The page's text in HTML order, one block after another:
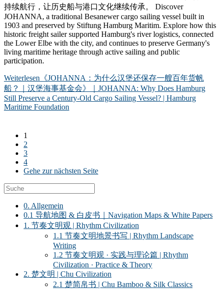
持续航行，让历史船与港口文化继续传承。 Discover
JOHANNA, a traditional Besanewer cargo sailing vessel built in
1903 and preserved by Stiftung Hamburg Maritim. Explore how this
historic freight sailer supported Hamburg's river logistics, connected
the Lower Elbe with the city, and continues to preserve Germany's
living maritime heritage through active sailing and public
participation.
Weiterlesen 《JOHANNA：为什么汉堡还保存一艘百年货帆
船？｜汉堡海事基金会》｜JOHANNA: Why Does Hamburg
Still Preserve a Century-Old Cargo Sailing Vessel? | Hamburg
Maritime Foundation
1
2
3
4
Gehe zur nächsten Seite
0. Allgemein
0.1 导航地图 & 白皮书｜Navigation Maps & White Papers
1. 节奏文明观 | Rhythm Civilization
1.1 节奏文明地景书写 | Rhythm Landscape
Writing
1.2 节奏文明观 · 实践与理论篇 | Rhythm
Civilization · Practice & Theory
2. 楚文明 | Chu Civilization
2.1 楚简帛书 | Chu Bamboo & Silk Classics